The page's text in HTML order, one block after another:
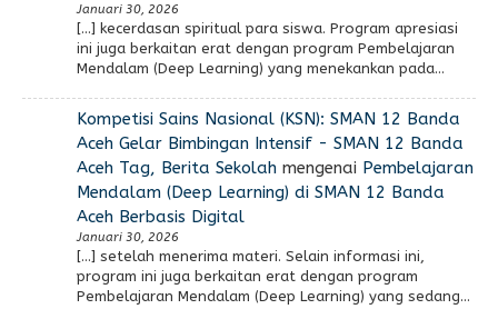
Januari 30, 2026
[…] kecerdasan spiritual para siswa. Program apresiasi
ini juga berkaitan erat dengan program Pembelajaran
Mendalam (Deep Learning) yang menekankan pada…
Kompetisi Sains Nasional (KSN): SMAN 12 Banda
Aceh Gelar Bimbingan Intensif - SMAN 12 Banda
Aceh Tag, Berita Sekolahmengenai Pembelajaran
Mendalam (Deep Learning) di SMAN 12 Banda
Aceh Berbasis Digital
Januari 30, 2026
[…] setelah menerima materi. Selain informasi ini,
program ini juga berkaitan erat dengan program
Pembelajaran Mendalam (Deep Learning) yang sedang…